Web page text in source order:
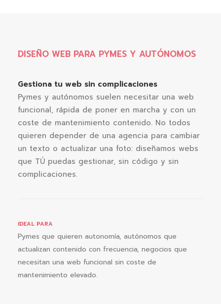
DISEÑO WEB PARA PYMES Y AUTÓNOMOS
Gestiona tu web sin complicaciones
Pymes y autónomos suelen necesitar una web
funcional, rápida de poner en marcha y con un
coste de mantenimiento contenido. No todos
quieren depender de una agencia para cambiar
un texto o actualizar una foto: diseñamos webs
que TÚ puedas gestionar, sin código y sin
complicaciones.
IDEAL PARA
Pymes que quieren autonomía, autónomos que
actualizan contenido con frecuencia, negocios que
necesitan una web funcional sin coste de
mantenimiento elevado.